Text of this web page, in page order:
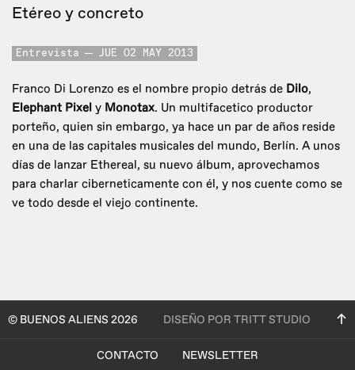
Etéreo y concreto
Entrevista JUE 02 MAY 2013
Franco Di Lorenzo es el nombre propio detrás de Dilo,
Elephant Pixel y Monotax. Un multifacetico productor
porteño, quien sin embargo, ya hace un par de años reside
en una de las capitales musicales del mundo, Berlín. A unos
días de lanzar Ethereal, su nuevo álbum, aprovechamos
para charlar ciberneticamente con él, y nos cuente como se
ve todo desde el viejo continente.
© BUENOS ALIENS 2026 DISEÑO POR TRITT STUDIO
CONTACTO NEWSLETTER